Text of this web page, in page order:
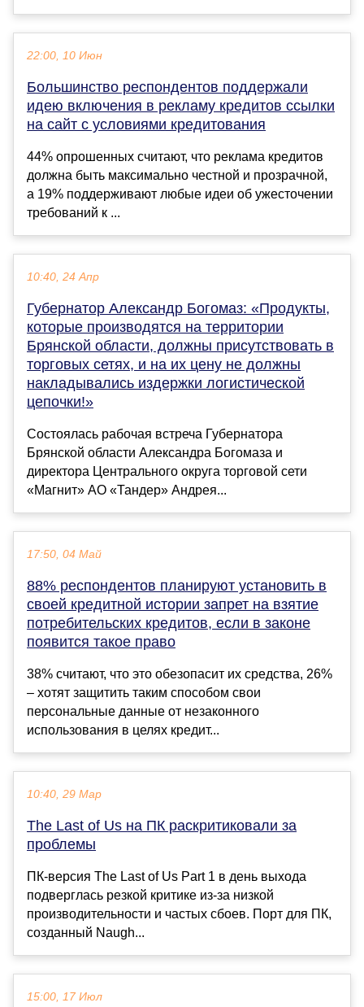
22:00, 10 Июн
Большинство респондентов поддержали
идею включения в рекламу кредитов ссылки
на сайт с условиями кредитования
44% опрошенных считают, что реклама кредитов
должна быть максимально честной и прозрачной,
а 19% поддерживают любые идеи об ужесточении
требований к ...
10:40, 24 Апр
Губернатор Александр Богомаз: «Продукты,
которые производятся на территории
Брянской области, должны присутствовать в
торговых сетях, и на их цену не должны
накладывались издержки логистической
цепочки!»
Состоялась рабочая встреча Губернатора
Брянской области Александра Богомаза и
директора Центрального округа торговой сети
«Магнит» АО «Тандер» Андрея...
17:50, 04 Май
88% респондентов планируют установить в
своей кредитной истории запрет на взятие
потребительских кредитов, если в законе
появится такое право
38% считают, что это обезопасит их средства, 26%
– хотят защитить таким способом свои
персональные данные от незаконного
использования в целях кредит...
10:40, 29 Мар
The Last of Us на ПК раскритиковали за
проблемы
ПК-версия The Last of Us Part 1 в день выхода
подверглась резкой критике из-за низкой
производительности и частых сбоев. Порт для ПК,
созданный Naugh...
15:00, 17 Июл